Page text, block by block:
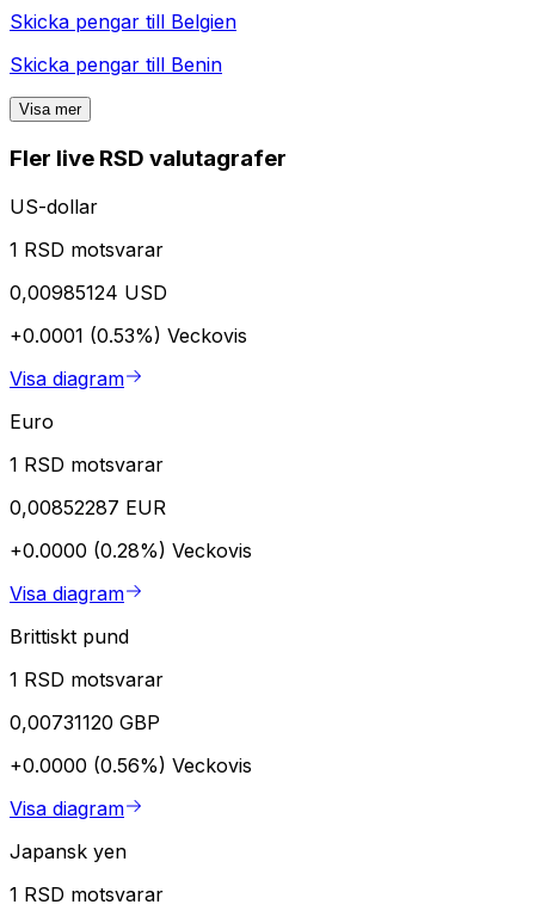
Skicka pengar till Belgien
Skicka pengar till Benin
Visa mer
Fler live RSD valutagrafer
US-dollar
1 RSD motsvarar
0,00985124 USD
+0.0001 (0.53%) Veckovis
Visa diagram
Euro
1 RSD motsvarar
0,00852287 EUR
+0.0000 (0.28%) Veckovis
Visa diagram
Brittiskt pund
1 RSD motsvarar
0,00731120 GBP
+0.0000 (0.56%) Veckovis
Visa diagram
Japansk yen
1 RSD motsvarar